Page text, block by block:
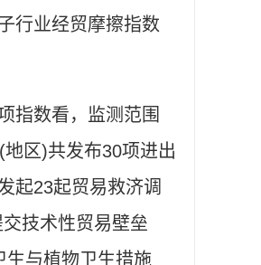
行业经贸摩擦指数
数看，监测范围
区)共发布30项进出
起23起贸易救济调
技术性贸易壁垒
生与植物卫生措施